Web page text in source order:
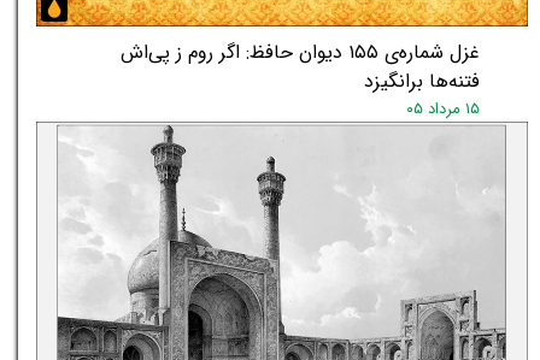
غزل شماره‌ی ۱۵۵ دیوان حافظ: اگر روم ز پی‌اش
فتنه‌ها برانگیزد
۱۵ مرداد ۰۵